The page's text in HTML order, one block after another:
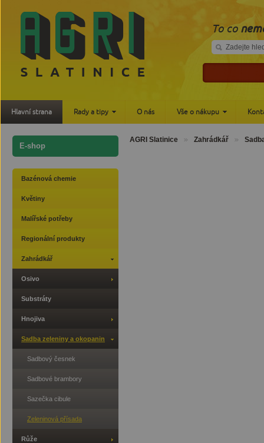
AGRI Slatinice Zahrádkář
E-shop
Bazénová chemie
Květiny
Malířské potřeby
Regionální produkty
Zahrádkář
Osivo
Substráty
Hnojiva
Sadba zeleniny a okopanin
Sadbový česnek
Sadbové brambory
Sazečka cibule
Zeleninová přísada
Růže
To co
Hlavní strana Rady a tipy O nás Vše o nákupu